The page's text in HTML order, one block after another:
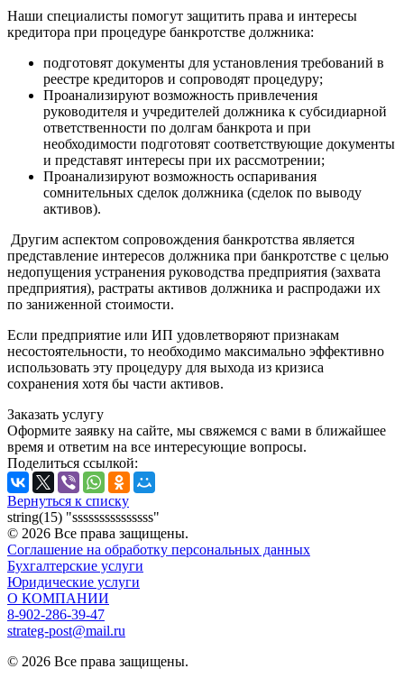
Наши специалисты помогут защитить права и интересы
кредитора при процедуре банкротстве должника:
подготовят документы для установления требований в
реестре кредиторов и сопроводят процедуру;
Проанализируют возможность привлечения
руководителя и учредителей должника к субсидиарной
ответственности по долгам банкрота и при
необходимости подготовят соответствующие документы
и представят интересы при их рассмотрении;
Проанализируют возможность оспаривания
сомнительных сделок должника (сделок по выводу
активов).
Другим аспектом сопровождения банкротства является
представление интересов должника при банкротстве с целью
недопущения устранения руководства предприятия (захвата
предприятия), растраты активов должника и распродажи их
по заниженной стоимости.
Если предприятие или ИП удовлетворяют признакам
несостоятельности, то необходимо максимально эффективно
использовать эту процедуру для выхода из кризиса
сохранения хотя бы части активов.
Заказать услугу
Оформите заявку на сайте, мы свяжемся с вами в ближайшее
время и ответим на все интересующие вопросы.
Поделиться ссылкой:
Вернуться к списку
string(15) "sssssssssssssss"
© 2026 Все права защищены.
Соглашение на обработку персональных данных
Бухгалтерские услуги
Юридические услуги
О КОМПАНИИ
8-902-286-39-47
strateg-post@mail.ru
© 2026 Все права защищены.